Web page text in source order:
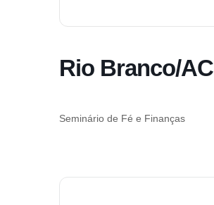
Rio Branco/AC
Seminário de Fé e Finanças